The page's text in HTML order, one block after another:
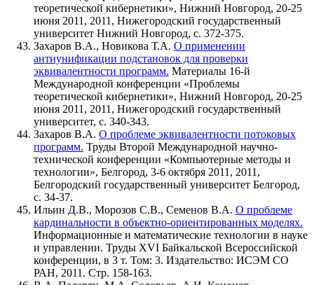
теоретической кибернетики», Нижний Новгород, 20-25
июня 2011, 2011, Нижегородский государственный
университет Нижний Новгород, с. 372-375.
Захаров В.А., Новикова Т.А. О применении
антиунификации подстановок для проверки
эквивалентности программ. Материалы 16-й
Международной конференции «Проблемы
теоретической кибернетики», Нижний Новгород, 20-25
июня 2011, 2011, Нижегородский государственный
университет, с. 340-343.
Захаров В.А. О проблеме эквивалентности потоковых
программ. Труды Второй Международной научно-
технической конференции «Компьютерные методы и
технологии», Белгород, 3-6 октября 2011, 2011,
Белгородский государственный университет Белгород,
с. 34-37.
Ильин Д.В., Морозов С.В., Семенов В.А. О проблеме
кардинальности в объектно-ориентированных моделях.
Информационные и математические технологии в науке
и управлении. Труды XVI Байкальской Всероссийской
конференции, в 3 т. Том: 3. Издательство: ИСЭМ СО
РАН, 2011. Стр. 158-163.